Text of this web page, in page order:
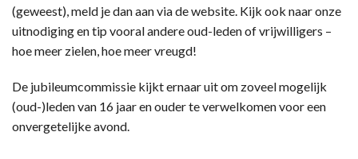
(geweest), meld je dan aan via de website. Kijk ook naar onze
uitnodiging en tip vooral andere oud-leden of vrijwilligers –
hoe meer zielen, hoe meer vreugd!
De jubileumcommissie kijkt ernaar uit om zoveel mogelijk
(oud-)leden van 16 jaar en ouder te verwelkomen voor een
onvergetelijke avond.